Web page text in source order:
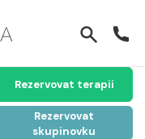
Rezervovat terapii
Rezervovat
skupinovku